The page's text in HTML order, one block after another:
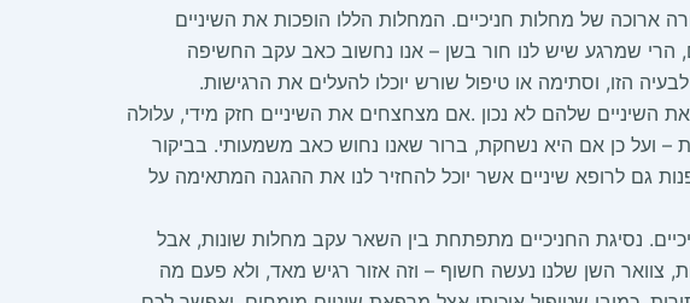
ארוכה של מחלות חניכיים. המחלות הללו הופכות את השיניים
הרי שמרגע שיש לנו חור בשן – אנו נחשוב כאב עקב החשיפה
הזו, וסתימה או טיפול שורש יוכלו להעלים את הרגישות.
שלהם לא נכון .אם מצחצחים את השיניים חזק מידי, עלולה
– ועל כן אם היא נשחקת, ברור שאנו נחוש כאב משמעותי. בביקור
גם לרופא שיניים אשר יוכל להחזיר לנו את ההגנה המתאימה על
נסיגת החניכיים מתפתחת בין השאר עקב מחלות שונות, אבל
צוואר השן שלנו נעשה חשוף – וזה אזור רגיש מאד, ולא פעם מה